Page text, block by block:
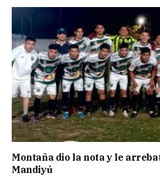
Montaña dio la nota y le
Mandiyú